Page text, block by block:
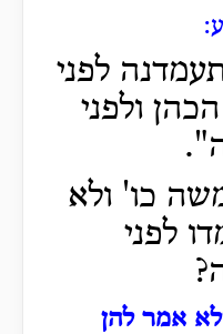
לפני
ולפני
כו' ולא
לפני
אמר להן